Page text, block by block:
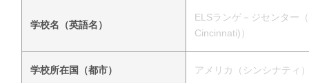
学校名（英語名）
ELSランゲ－ジセンター
Cincinnati)）
学校所在国（都市） アメリカ（シンシナティ